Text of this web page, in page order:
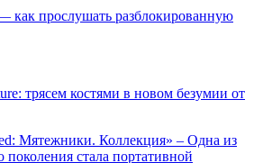
как прослушать разблокированную
трясем костями в новом безумии от
Мятежники. Коллекция» – Одна из
стала портативной